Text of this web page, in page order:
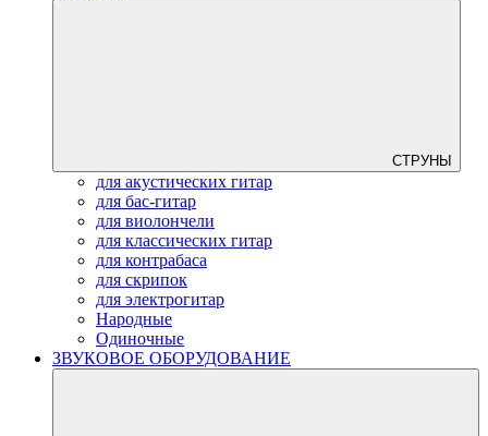
СТРУНЫ
для акустических гитар
для бас-гитар
для виолончели
для классических гитар
для контрабаса
для скрипок
для электрогитар
Народные
Одиночные
ЗВУКОВОЕ ОБОРУДОВАНИЕ